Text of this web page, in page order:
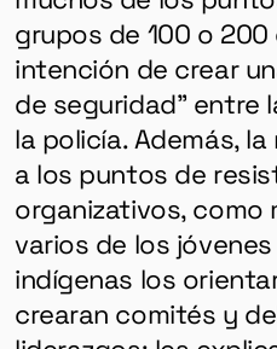
SOBRE
DONACIONES
ESPECIALES
grupos de 100 o
intención de crear
de seguridad” entre
la policía. Además,
a los puntos de
organizativos, como
varios de los jóvenes
indígenas los
crearan comités y